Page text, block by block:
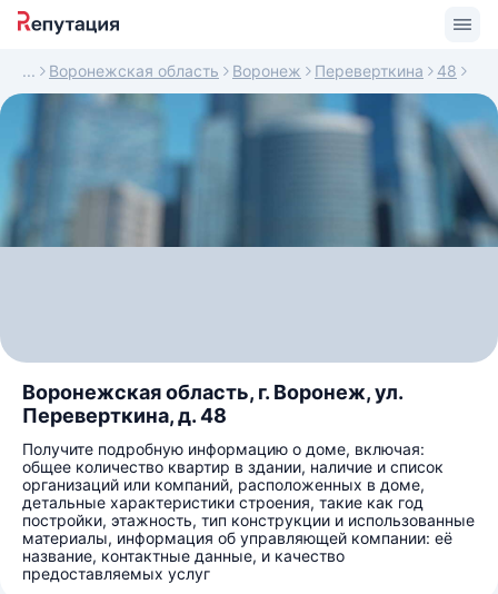
Воронежская область Воронеж Переверткина 48
Воронежская область, г. Воронеж, ул.
Переверткина, д. 48
Получите подробную информацию о доме, включая:
общее количество квартир в здании, наличие и список
организаций или компаний, расположенных в доме,
детальные характеристики строения, такие как год
постройки, этажность, тип конструкции и использованные
материалы, информация об управляющей компании: её
название, контактные данные, и качество
предоставляемых услуг